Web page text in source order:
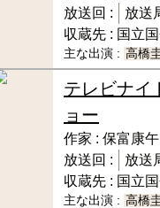
放送回 :
放送
収蔵先 : 国立
主な出演 : 高橋
テレビナイ
ョー
作家 : 保富康
放送回 :
放送
収蔵先 : 国立
主な出演 : 高橋